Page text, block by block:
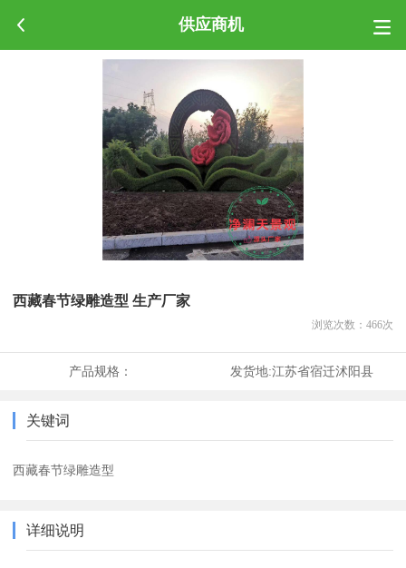
供应商机
西藏春节绿雕造型 生产厂家
浏览次数： 466次
产品规格： 发货地:江苏省宿迁沭阳县
关键词
西藏春节绿雕造型
详细说明